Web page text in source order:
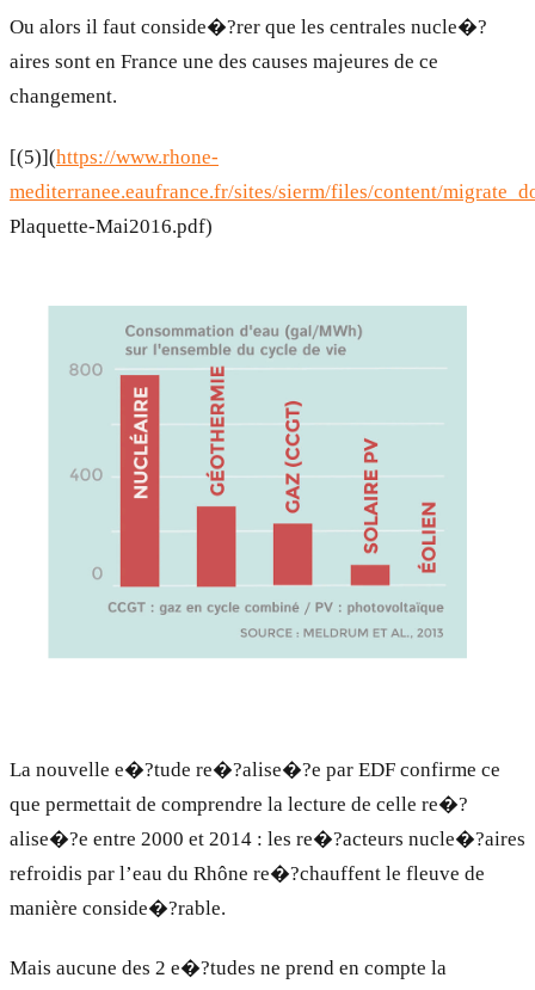
Ou alors il faut conside�?rer que les centrales nucle�?
aires sont en France une des causes majeures de ce
changement.
[(5)](https://www.rhone-
mediterranee.eaufrance.fr/sites/sierm/files/content/
Plaquette-Mai2016.pdf)
La nouvelle e�?tude re�?alise�?e par EDF confirme ce
que permettait de comprendre la lecture de celle re�?
alise�?e entre 2000 et 2014 : les re�?acteurs nucle�?aires
refroidis par l’eau du Rhône re�?chauffent le fleuve de
manière conside�?rable.
Mais aucune des 2 e�?tudes ne prend en compte la